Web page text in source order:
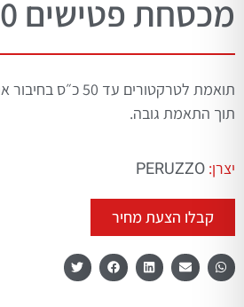
מכסחת פטישים 1600 Panther
תואמת לטרקטורים
תוך התאמת גובה.
יצרן: PERUZZO
קבלו הצעת מחיר